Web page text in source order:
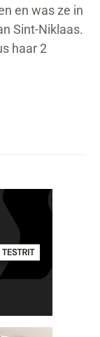
en was ze in
Sint-Niklaas.
haar 2